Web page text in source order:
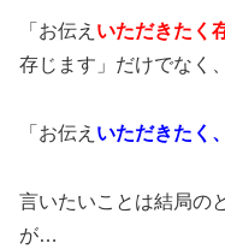
「お伝え いただきたく
存じます」だけでなく、
「お伝え いただきたく
言いたいことは結局の
が…